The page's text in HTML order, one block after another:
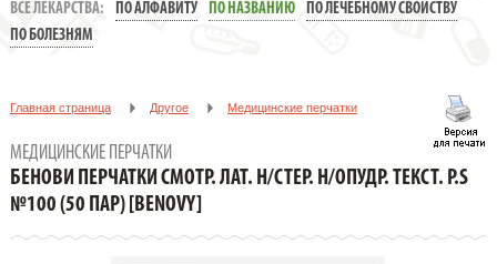
ВСЕ ЛЕКАРСТВА: ПО АЛФАВИТУ ПО НАЗВАНИЮ
ПО ЛЕЧЕБНОМУ СВОЙСТВУ
ПО БОЛЕЗНЯМ
Главная страница Другое Медицинские перчатки
№100 (50 ПАР) [BENOVY]
МЕДИЦИНСКИЕ ПЕРЧАТКИ
БЕНОВИ ПЕРЧАТКИ СМОТР. ЛАТ. Н/СТЕР. Н/ОПУДР. ТЕКСТ. Р.S
№100 (50 ПАР) [BENOVY]